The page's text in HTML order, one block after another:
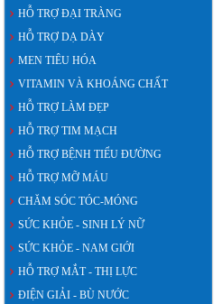
HỖ TRỢ ĐẠI TRÀNG
HỖ TRỢ DẠ DÀY
MEN TIÊU HÓA
VITAMIN VÀ KHOÁNG CHẤT
HỖ TRỢ LÀM ĐẸP
HỖ TRỢ TIM MẠCH
HỖ TRỢ BỆNH TIỂU ĐƯỜNG
HỖ TRỢ MỠ MÁU
CHĂM SÓC TÓC-MÓNG
SỨC KHỎE - SINH LÝ NỮ
SỨC KHỎE - NAM GIỚI
HỖ TRỢ MẮT - THỊ LỰC
ĐIỆN GIẢI - BÙ NƯỚC